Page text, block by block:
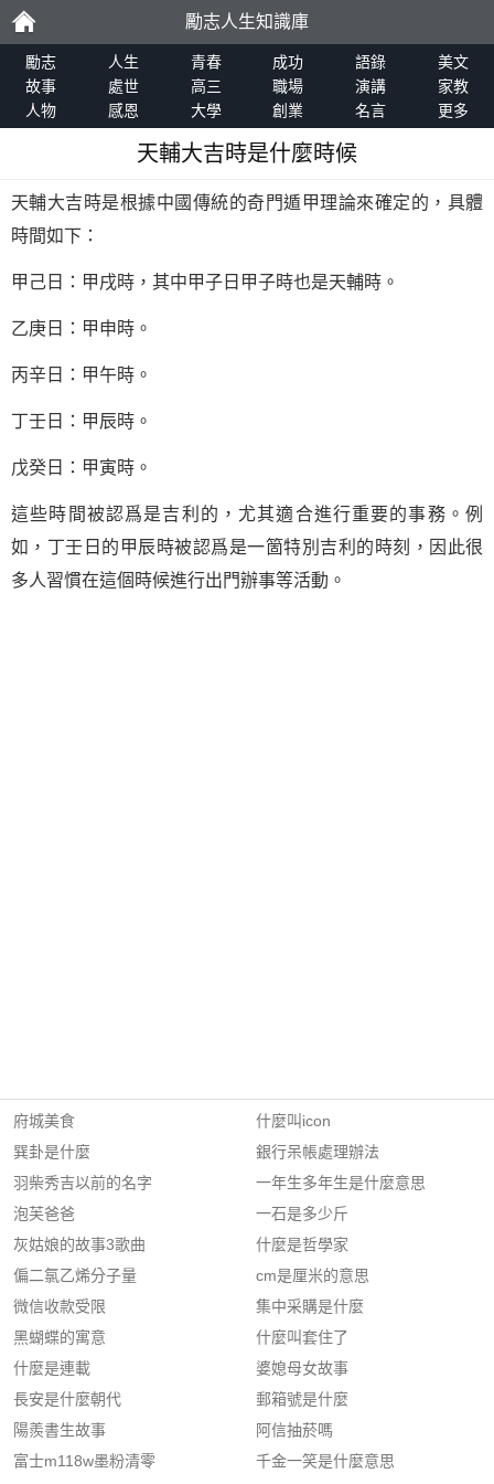
勵
志
勵志人生知識庫
勵志 人生 青春 成功 語錄
美文
故事
處世 高三 職場 演講
家教
人物
感恩 大學 創業 名言 更多
天輔大吉時是什麼時候
天輔大吉時是根據中國傳統的奇門遁甲理論來確定的，具體
時間如下：
甲己日：甲戌時，其中甲子日甲子時也是天輔時。
乙庚日：甲申時。
丙辛日：甲午時。
丁壬日：甲辰時。
戊癸日：甲寅時。
這些時間被認爲是吉利的，尤其適合進行重要的事務。例
如，丁壬日的甲辰時被認爲是一箇特別吉利的時刻，因此很
多人習慣在這個時候進行出門辦事等活動。
府城美食
巽卦是什麼
羽柴秀吉以前的名字
泡芙爸爸
灰姑娘的故事3歌曲
偏二氯乙烯分子量
微信收款受限
黑蝴蝶的寓意
什麼是連載
長安是什麼朝代
陽羨書生故事
富士m118w墨粉清零
什麼叫icon
銀行呆帳處理辦法
一年生多年生是什麼意思
一石是多少斤
什麼是哲學家
cm是厘米的意思
集中采購是什麼
什麼叫套住了
婆媳母女故事
郵箱號是什麼
阿信抽菸嗎
千金一笑是什麼意思